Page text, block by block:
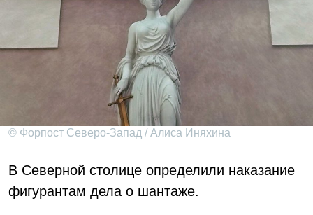
© Форпост Северо-Запад / Алиса Иняхина
В Северной столице определили наказание
фигурантам дела о шантаже.